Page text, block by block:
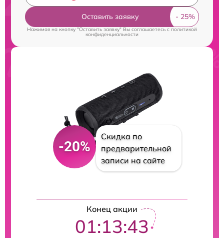
Оставить заявку
Нажимая на кнопку "Оставить заявку" Вы соглашаетесь cполитикой
конфиденциальности
-20%
Скидка по
предварительной
записи на сайте
Конец акции
01:13:42